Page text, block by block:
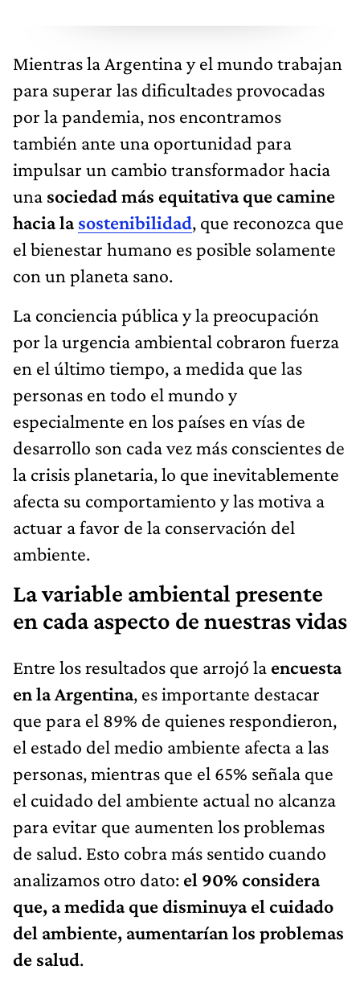
Mientras la Argentina y el mundo trabajan
para superar las dificultades provocadas
por la pandemia, nos encontramos
también ante una oportunidad para
impulsar un cambio transformador hacia
una sociedad más equitativa que camine
hacia lasostenibilidad, que reconozca que
el bienestar humano es posible solamente
con un planeta sano.
La conciencia pública y la preocupación
por la urgencia ambiental cobraron fuerza
en el último tiempo, a medida que las
personas en todo el mundo y
especialmente en los países en vías de
desarrollo son cada vez más conscientes de
la crisis planetaria, lo que inevitablemente
afecta su comportamiento y las motiva a
actuar a favor de la conservación del
ambiente.
La variable ambiental presente
en cada aspecto de nuestras vidas
Entre los resultados que arrojó la encuesta
en la Argentina, es importante destacar
que para el 89% de quienes respondieron,
el estado del medio ambiente afecta a las
personas, mientras que el 65% señala que
el cuidado del ambiente actual no alcanza
para evitar que aumenten los problemas
de salud. Esto cobra más sentido cuando
analizamos otro dato: el 90% considera
que, a medida que disminuya el cuidado
del ambiente, aumentarían los problemas
de salud.